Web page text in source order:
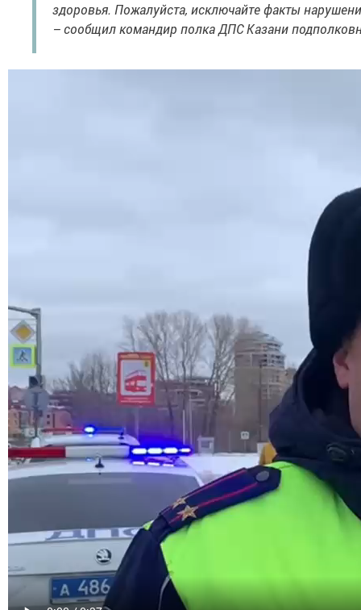
здоровья. Пожалуйста, исключайте факты
– сообщил командир полка ДПС Казани